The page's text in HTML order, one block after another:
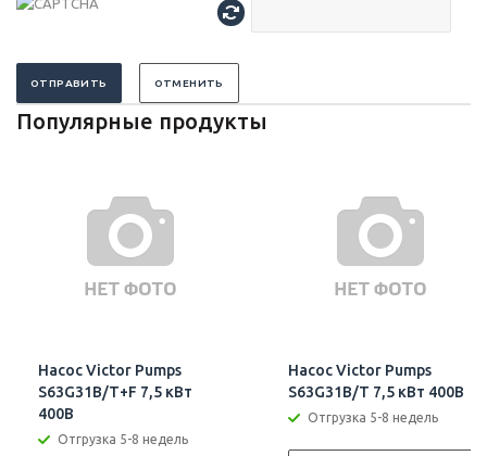
ОТПРАВИТЬ ОТМЕНИТЬ
Популярные продукты
Насос Victor Pumps
S63G31B/T+F 7,5 кВт
400В
Отгрузка 5-8 недель
Насос Victor Pumps
S63G31B/T 7,5 кВт 400В
Отгрузка 5-8 недель